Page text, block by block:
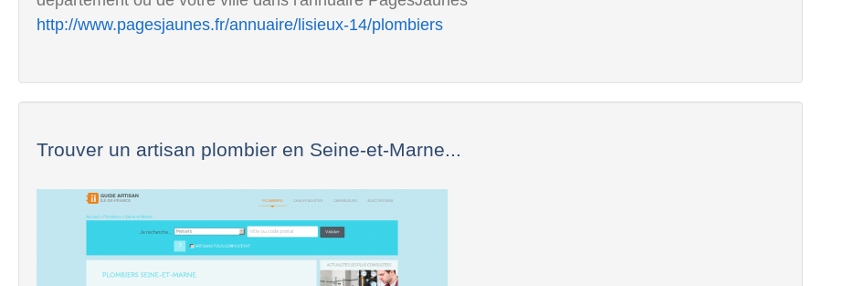
http://www.pagesjaunes.fr/annuaire/lisieux-14/plombiers
Trouver un artisan plombier en Seine-et-Marne...